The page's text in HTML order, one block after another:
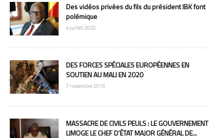
Des vidéos privées du fils du président IBK font
polémique
4 juillet 2020
DES FORCES SPÉCIALES EUROPÉENNES EN
SOUTIEN AU MALI EN 2020
7 novembre 2019
MASSACRE DE CIVILS PEULS : LE GOUVERNEMENT
LIMOGE LE CHEF D’ÉTAT MAJOR GÉNÉRAL DE...